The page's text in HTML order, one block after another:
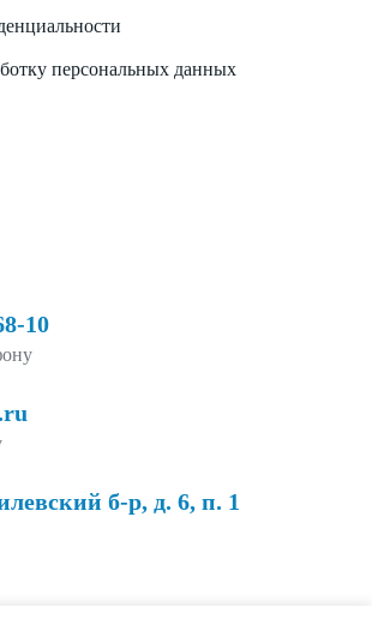
персональных данных
10
б-р, д. 6, п. 1